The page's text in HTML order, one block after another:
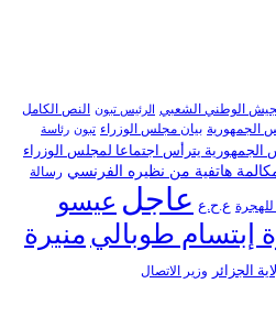
للجيش الوطني الشعبي الرئيس تبون النص الكامل
الجمهورية بيان مجلس الوزراء تبون رئاسة
الجمهورية يترأس اجتماعا لمجلس الوزراء
هاتفية من نظيره الفرنسي رسالة
للهجرة ع.ح.ع عاجل عيسو
إبتسام طوبالي منيرة
الجزائر وزير الاتصال